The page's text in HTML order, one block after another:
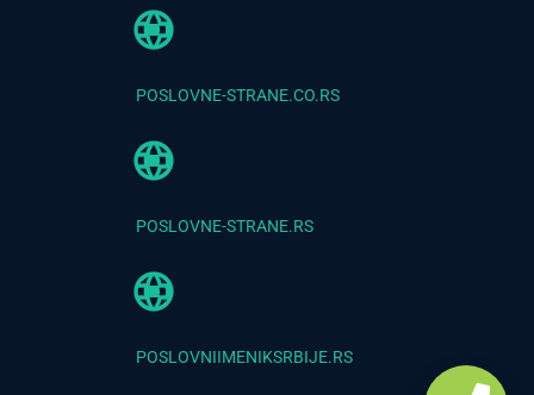
POSLOVNE-STRANE.CO.RS
POSLOVNE-STRANE.RS
POSLOVNIIMENIKSRBIJE.RS